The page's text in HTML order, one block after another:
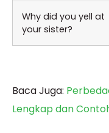
Why did you yell at
your sister?
Baca Juga:
Lengkap dan